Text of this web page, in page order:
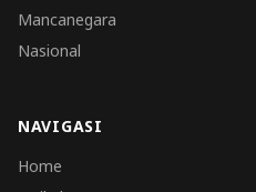
Mancanegara
Nasional
NAVIGASI
Home